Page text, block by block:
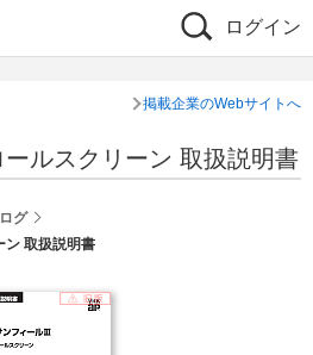
ログイン
掲載企業のWebサイトへ
ルスクリーン 取扱説明書
グ
取扱説明書